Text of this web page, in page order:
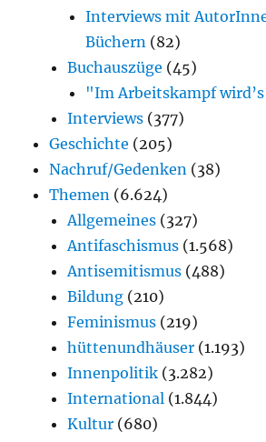
Interviews mit
Büchern (82)
Buchauszüge (45)
"Im Arbeitskampf
Interviews (377)
Geschichte (205)
Nachruf/Gedenken (38)
Themen (6.624)
Allgemeines (327)
Antifaschismus (1.568)
Antisemitismus (488)
Bildung (210)
Feminismus (219)
hüttenundhäuser (1.193)
Innenpolitik (3.282)
International (1.844)
Kultur (680)